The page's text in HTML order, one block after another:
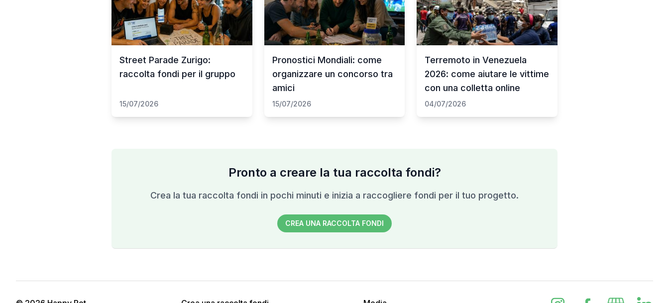
Street Parade Zurigo:
raccolta fondi per il gruppo
15/07/2026
Pronostici Mondiali: come
organizzare un concorso tra
amici
15/07/2026
Terremoto in Venezuela
2026: come aiutare le vittime
con una colletta online
04/07/2026
Pronto a creare la tua raccolta fondi?
Crea la tua raccolta fondi in pochi minuti e inizia a raccogliere fondi per il tuo progetto.
CREA UNA RACCOLTA FONDI